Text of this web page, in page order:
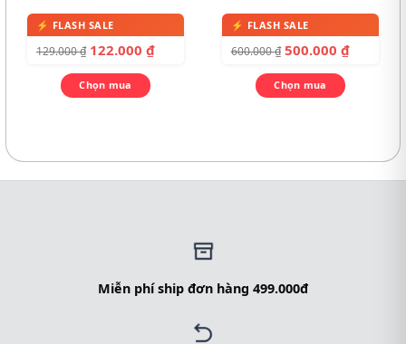
129.000₫ 122.000 ₫
Chọn mua
600.000₫ 500.000 ₫
Chọn mua
Miễn phí ship đơn hàng 499.000đ